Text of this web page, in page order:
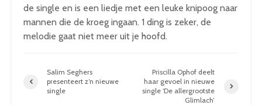
de single en is een liedje met een leuke knipoog naar
mannen die de kroeg ingaan. 1 ding is zeker, de
melodie gaat niet meer uit je hoofd.
Salim Seghers
presenteert z’n nieuwe
single
Priscilla Ophof deelt
haar gevoel in nieuwe
single ‘De allergrootste
Glimlach’